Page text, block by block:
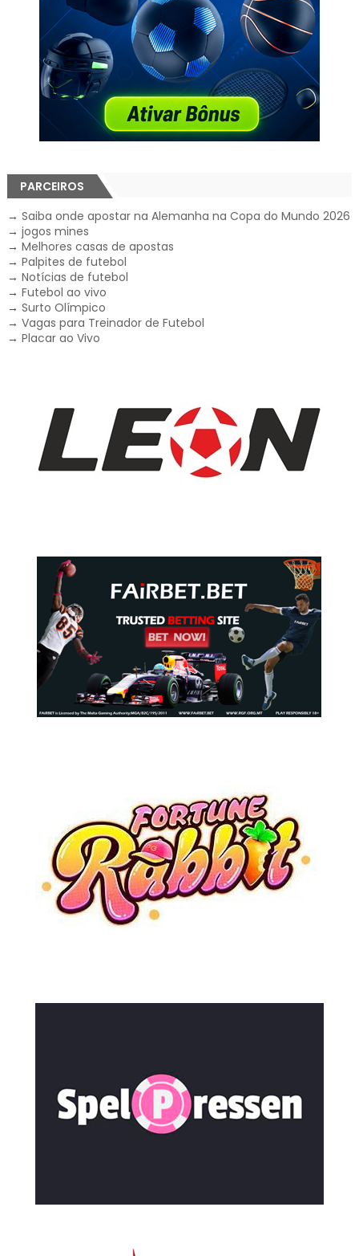
PARCEIROS
→ Saiba onde apostar na Alemanha na Copa do Mundo 2026
→ jogos mines
→ Melhores casas de apostas
→ Palpites de futebol
→ Notícias de futebol
→ Futebol ao vivo
→ Surto Olímpico
→ Vagas para Treinador de Futebol
→ Placar ao Vivo